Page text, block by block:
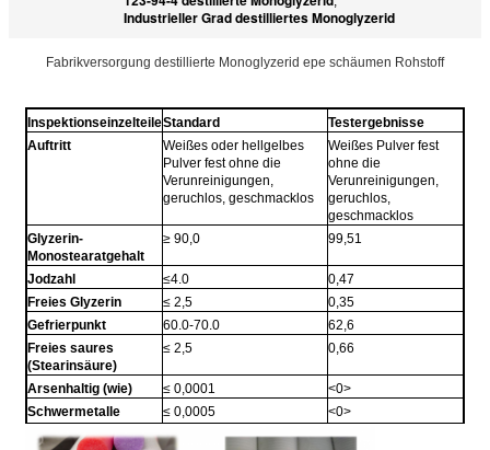
Industrieller Grad destilliertes Monoglyzerid
Fabrikversorgung destillierte Monoglyzerid epe schäumen Rohstoff
InspektionseinzelteileStandard
Testergebnisse
Auftritt
Weißes oder hellgelbes
Pulver fest ohne die
Verunreinigungen,
geruchlos, geschmacklos
Weißes Pulver fest
ohne die
Verunreinigungen,
geruchlos,
geschmacklos
Glyzerin-
Monostearatgehalt
≥ 90,0 99,51
Jodzahl ≤4.0
0,47
Freies Glyzerin
≤ 2,5
0,35
Gefrierpunkt
60.0-70.0
62,6
Freies saures
(Stearinsäure)
≤ 2,5 0,66
Arsenhaltig (wie) ≤ 0,0001
<0>
Schwermetalle
(plumbum)
≤ 0,0005 <0>